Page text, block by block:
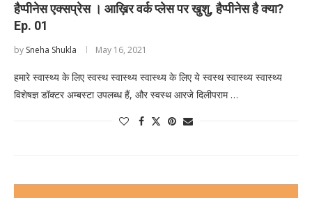
हैप्पीनेस एक्सप्रेस । आख़िर वर्क प्लेस पर खुशु, हैप्पीनेस है क्या?
Ep. 01
by Sneha Shukla May 16, 2021
हमारे स्वास्थ्य के लिए स्वस्थ स्वास्थ्य स्वास्थ्य के लिए ये स्वस्थ स्वास्थ्य स्वास्थ्य
विशेषज्ञ डॉक्टर अम्बस्टा उपलब्ध हैं, और स्वस्थ आरजे दिलीपराम …